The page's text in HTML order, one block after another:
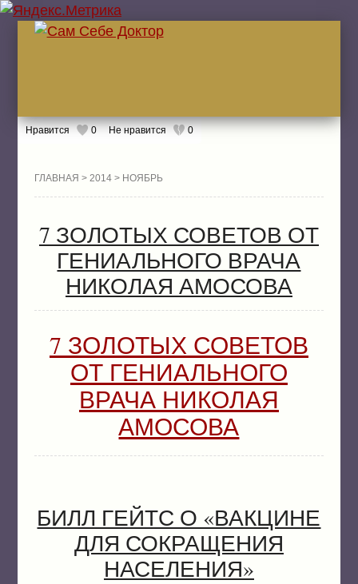
Нравится 0 Не нравится 0
ГЛАВНАЯ > 2014> НОЯБРЬ
7 ЗОЛОТЫХ СОВЕТОВ ОТ
ГЕНИАЛЬНОГО ВРАЧА
НИКОЛАЯ АМОСОВА
7 ЗОЛОТЫХ СОВЕТОВ
ОТ ГЕНИАЛЬНОГО
ВРАЧА НИКОЛАЯ
АМОСОВА
БИЛЛ ГЕЙТС О «ВАКЦИНЕ
ДЛЯ СОКРАЩЕНИЯ
НАСЕЛЕНИЯ»